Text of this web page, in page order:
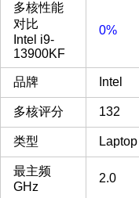
多核性能
对比
Intel i9-
13900KF
0%
品牌 Intel
多核评分 132
类型 Laptop
最主频
GHz
2.0